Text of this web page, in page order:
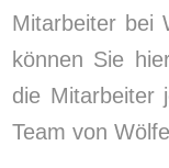
Mitarbeiter bei
können Sie
die Mitarbeiter
Team von